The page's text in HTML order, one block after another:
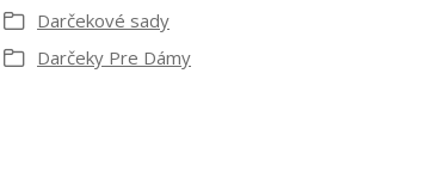
Darčekové sady
Darčeky Pre Dámy